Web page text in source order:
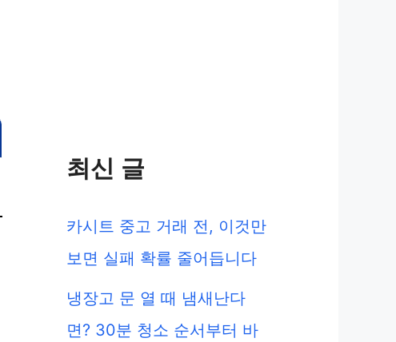
최신 글
카시트 중고 거래 전, 이것만
보면 실패 확률 줄어듭니다
냉장고 문 열 때 냄새난다
면? 30분 청소 순서부터 바